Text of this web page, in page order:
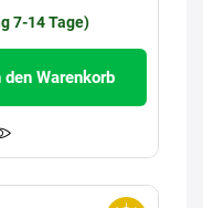
7-14 Tage)
den Warenkorb